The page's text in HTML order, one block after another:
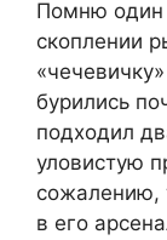
Помню один
скоплении
бурились
подходил
уловистую
сожалению,
в его